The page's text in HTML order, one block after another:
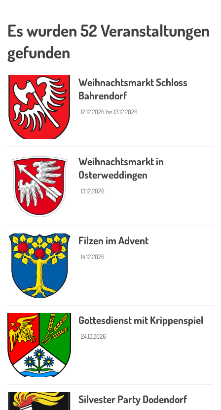
Es wurden 52 Veranstaltungen
gefunden
Weihnachtsmarkt Schloss
Bahrendorf
12.12.2026 bis 13.12.2026
Weihnachtsmarkt in
Osterweddingen
13.12.2026
Filzen im Advent
14.12.2026
Gottesdienst mit Krippenspiel
24.12.2026
Silvester Party Dodendorf